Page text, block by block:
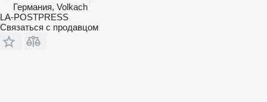
Германия, Volkach
LA-POSTPRESS
Связаться с продавцом